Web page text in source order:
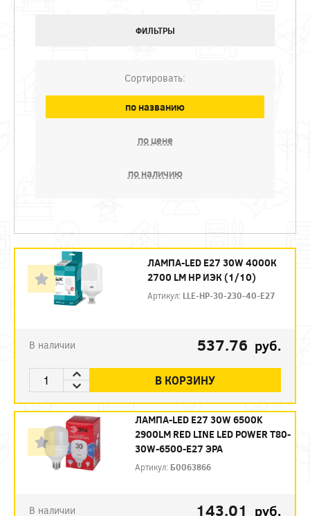
ФИЛЬТРЫ
Сортировать:
по названию
по цене
по наличию
ЛАМПА-LED E27 30W 4000К
2700 LM HP ИЭК (1/10)
Артикул: LLE-HP-30-230-40-E27
В наличии 537.76 руб.
В КОРЗИНУ
ЛАМПА-LED E27 30W 6500K
2900LM RED LINE LED POWER T80-
30W-6500-E27 ЭРА
Артикул: Б0063866
В наличии 143.01 руб.